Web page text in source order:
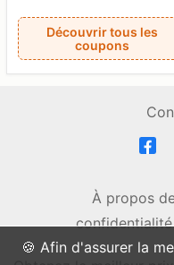
🍪 Afin d'assurer la
Découvrir tous les
coupons
À propos
confidentialité